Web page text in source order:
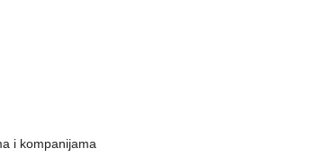
i kompanijama